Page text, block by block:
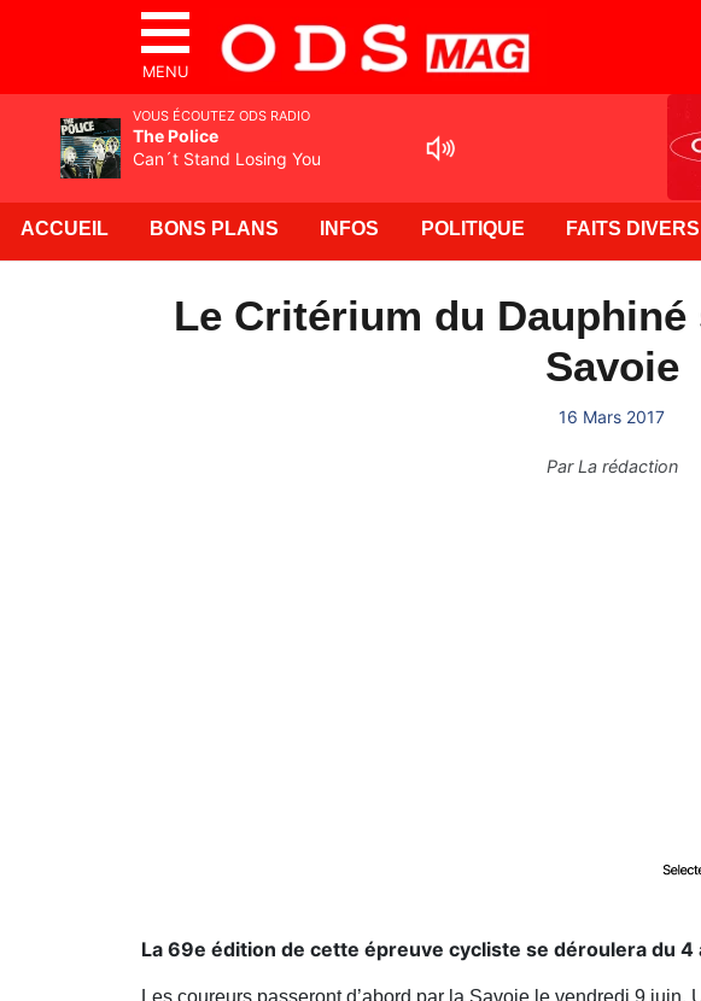
MENU
ACCUEIL BONS PLANS INFOS POLITIQUE FAITS DIVERS
Le Critérium du Dauphiné
Savoie
16 Mars 2017
ParLa rédaction
La 69e édition de cette épreuve cycliste se déroulera du 4
Les coureurs passeront d’abord par la Savoie le vendredi 9
VOUS ÉCOUTEZ ODS RADIO
The Police
Can´t Stand Losing You